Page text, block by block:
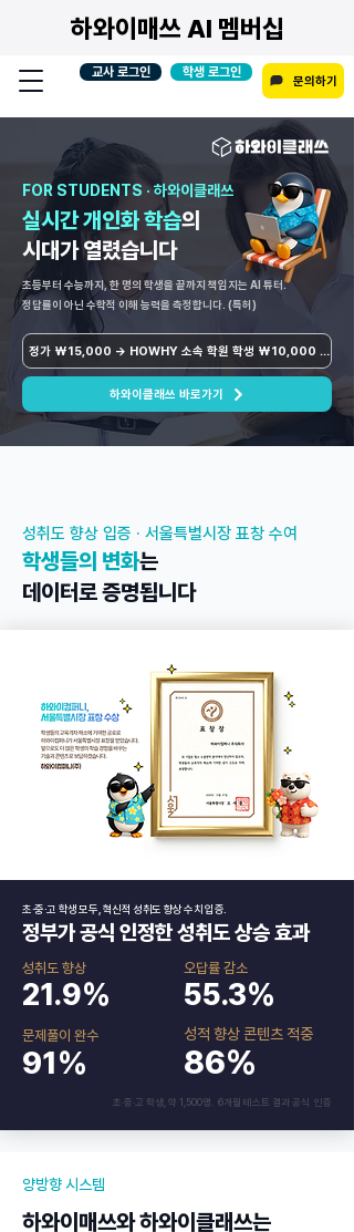
교사 로그인
하와이매쓰 AI 멤버십
문의하기
학생 로그인
FOR STUDENTS · 하와이클래쓰
실시간 개인화 학습의
시대가 열렸습니다
초등부터 수능까지, 한 명의 학생을 끝까지 책임지는 AI 튜터.
정답률이 아닌 수학적 이해 능력을 측정합니다. (특허)
정가 ₩15,000 → HOWHY 소속 학원 학생 ₩10,000 / 인
하와이클래쓰 바로가기
성취도 향상 입증 · 서울특별시장 표창 수여
학생들의 변화는
데이터로 증명됩니다
초·중·고 학생 모두, 혁신적 성취도 향상 수치 입증.
정부가 공식 인정한 성취도 상승 효과
성취도 향상
21.9%
오답률 감소
55.3%
문제풀이 완수
91%
성적 향상 콘텐츠 적중
86%
초·중·고 학생, 약 1,500명. 6개월 테스트 결과 공식 인증
양방향 시스템
하와이매쓰와 하와이클래쓰는